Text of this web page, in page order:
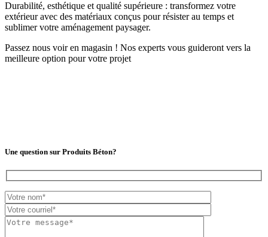
Durabilité, esthétique et qualité supérieure : transformez votre
extérieur avec des matériaux conçus pour résister au temps et
sublimer votre aménagement paysager.
Passez nous voir en magasin ! Nos experts vous guideront vers la
meilleure option pour votre projet
Une question sur Produits Béton?